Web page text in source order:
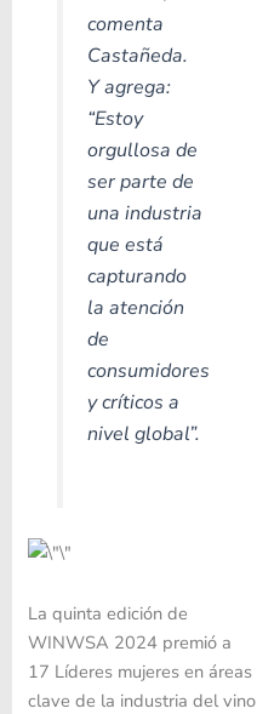
comenta
Castañeda.
Y agrega:
“Estoy
orgullosa de
ser parte de
una industria
que está
capturando
la atención
de
consumidores
y críticos a
nivel global”.
La quinta edición de
WINWSA 2024 premió a
17 Líderes mujeres en áreas
clave de la industria del vino